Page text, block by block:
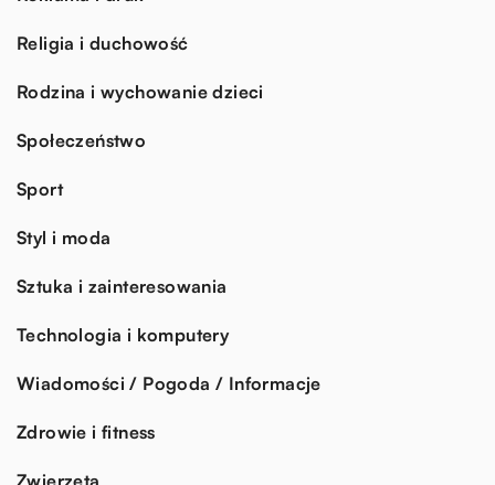
Religia i duchowość
Rodzina i wychowanie dzieci
Społeczeństwo
Sport
Styl i moda
Sztuka i zainteresowania
Technologia i komputery
Wiadomości / Pogoda / Informacje
Zdrowie i fitness